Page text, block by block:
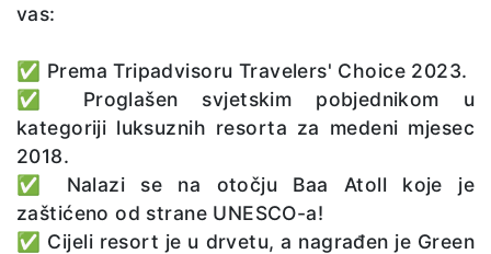
vas:
✅ Prema Tripadvisoru Travelers' Choice 2023.
✅
Proglašen svjetskim pobjednikom u
kategoriji luksuznih resorta za medeni mjesec
2018.
✅ Nalazi se na otočju Baa Atoll koje je
zaštićeno od strane UNESCO-a!
✅ Cijeli resort je u drvetu, a nagrađen je Green